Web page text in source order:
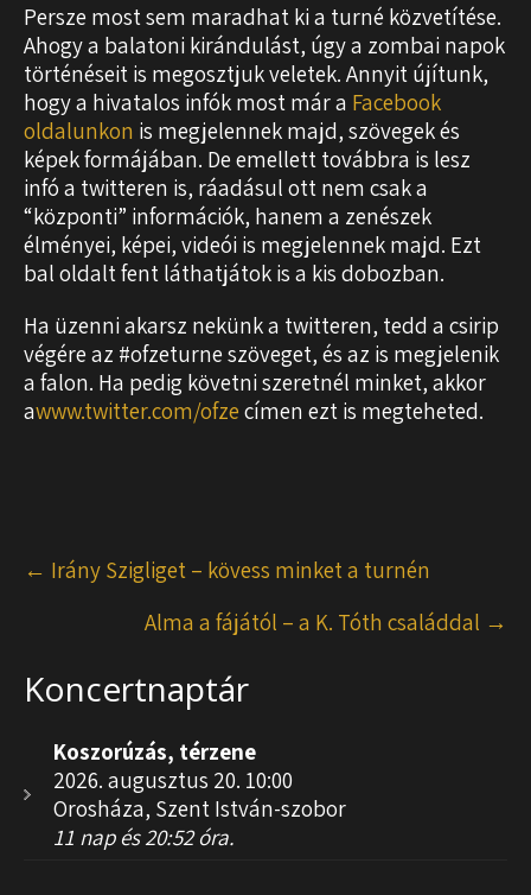
Persze most sem maradhat ki a turné közvetítése.
Ahogy a balatoni kirándulást, úgy a zombai napok
történéseit is megosztjuk veletek. Annyit újítunk,
hogy a hivatalos infók most már a Facebook
oldalunkon is megjelennek majd, szövegek és
képek formájában. De emellett továbbra is lesz
infó a twitteren is, ráadásul ott nem csak a
“központi” információk, hanem a zenészek
élményei, képei, videói is megjelennek majd. Ezt
bal oldalt fent láthatjátok is a kis dobozban.
Ha üzenni akarsz nekünk a twitteren, tedd a csirip
végére az #ofzeturne szöveget, és az is megjelenik
a falon. Ha pedig követni szeretnél minket, akkor
awww.twitter.com/ofze címen ezt is megteheted.
Post
navigation
← Irány Szigliget – kövess minket a turnén
Alma a fájától – a K. Tóth családdal →
Koncertnaptár
Koszorúzás, térzene
2026. augusztus 20. 10:00
Orosháza, Szent István-szobor
11 nap és 20:52 óra.